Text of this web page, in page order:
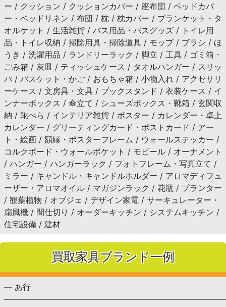
ー / クッション / クッションカバー / 座布団 / ベッドカバ
ー・ベッドリネン / 布団 / 枕 / 枕カバー / ブランケット・タ
オルケット / 生活雑貨 / バス用品・バスグッズ / トイレ用
品・トイレ収納 / 掃除用具・掃除道具 / モップ / ブラシ / ほ
うき / 洗濯用品 / ランドリーラック / 脚立 / 工具 / ゴミ箱・
ごみ箱 / 灰皿 / ティッシュケース / タオルハンガー / スリッ
パ / バスケット・かご / おもちゃ箱 / 小物入れ / アクセサリ
ーケース / 文房具・文具 / ブックスタンド / 衣装ケース / イ
ンナーボックス / 傘立て / シューズボックス・靴箱 / 玄関収
納 / 靴べら / インテリア雑貨 / ポスター / カレンダー・卓上
カレンダー / グリーティングカード・ポストカード / アー
ト・絵画 / 額縁・ポスターフレーム / ウォールステッカー /
コルクボード・ウォールポケット / モビール / オーナメント
/ ハンガー / ハンガーラック / フォトフレーム・写真立て /
ミラー / キャンドル・キャンドルホルダー / アロマディフュ
ーザー・アロマオイル / マガジンラック / 花瓶 / プランター
/ 観葉植物 / オブジェ / デザイン家電 / サーキュレーター・
扇風機 / 間仕切り / オーダーキッチン / システムキッチン /
住宅設備 / 建材
買取家具ブランド一例
— あ行